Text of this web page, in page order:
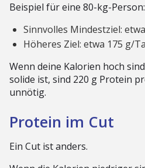
Beispiel für eine 80-kg-Person:
Sinnvolles Mindestziel:
Höheres Ziel: etwa 175 g/
Wenn deine Kalorien hoch
solide ist, sind 220 g Protein
unnötig.
Protein im Cut
Ein Cut ist anders.